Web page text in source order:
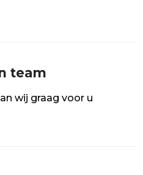
team
wij graag voor u